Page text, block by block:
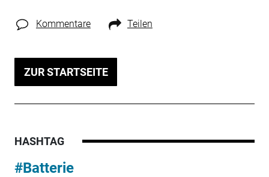
Kommentare Teilen
ZUR STARTSEITE
HASHTAG
#Batterie